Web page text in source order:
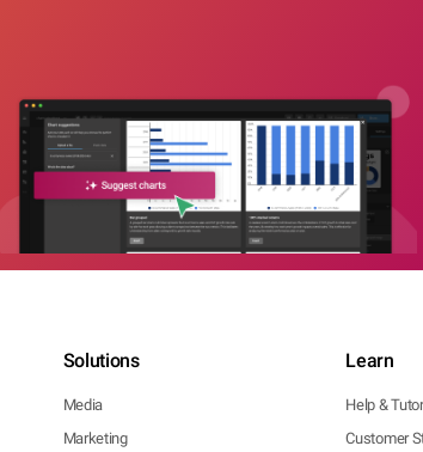
Solutions
Media
Marketing
Learn
Help &
Customer